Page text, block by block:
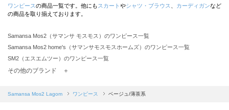
ワンピースの商品一覧です。他にも スカート やシャツ・ブラウス カーディガンなど
の商品を取り揃えております。
Samansa Mos2（サマンサ モスモス）のワンピース一覧
Samansa Mos2 home's（サマンサモスモスホームズ）のワンピース一覧
SM2（エスエムツー）のワンピース一覧
TSUHARU by Samansa Mos2（ツハルバイサマンサモスモス）のワンピース一覧
Samansa Mos2 blue（サマンサモスモス ブルー）のワンピース一覧
その他のブランド ＋
Samansa Mos2 Lagom ワンピース ベージュ/薄茶系